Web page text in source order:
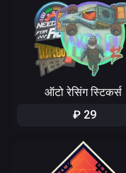
ऑटो रेसिंग स्टिकर्स
₽ 29